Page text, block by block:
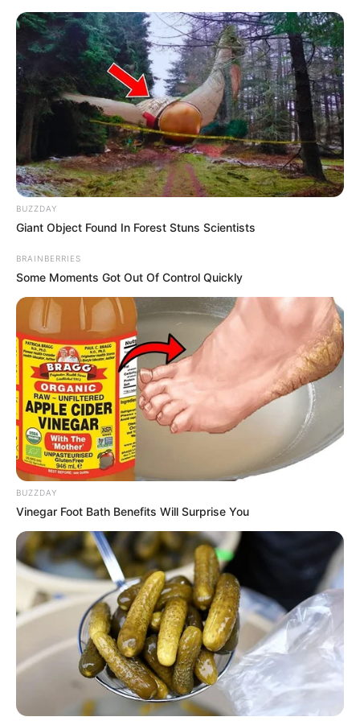
Gaststätten und Restaurants inklusive
Ausflugsgaststätten in Obernburg am Main
Bald ist Hohes Friedensfest (in Augsburg ein Feiertag):
Sonnabend, den 08.08.2026
Suche nach Gaststätten, Restaurants und
Ausflugsgaststätten in Obernburg am Main auf der
Landkarte:
Von dieser Seite aus ist eine große Auswahl von
Restaurants in Obernburg am Main auf der Seite von
BUZZDAY
Giant Object Found In Forest Stuns Scientists
BRAINBERRIES
Some Moments Got Out Of Control Quickly
BUZZDAY
Vinegar Foot Bath Benefits Will Surprise You